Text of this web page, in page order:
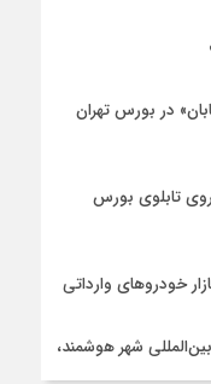
در بورس تهران
روی تابلوی بورس
شهر هوشمند،